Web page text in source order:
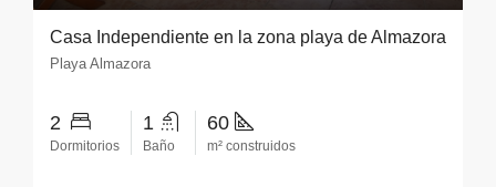
Casa Independiente en la zona playa de Almazora
Playa Almazora
2
Dormitorios
1
Baño
60
m² construidos